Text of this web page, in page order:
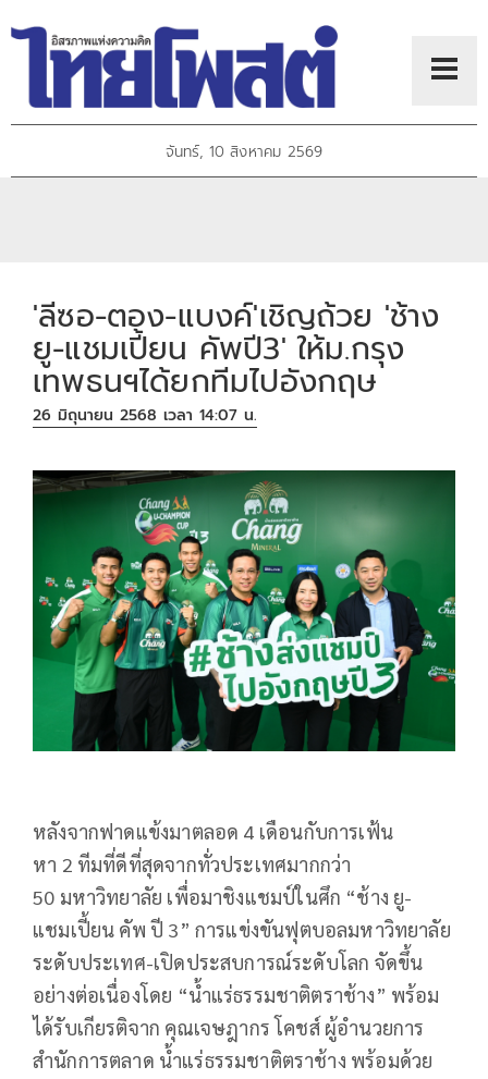
จันทร์, 10 สิงหาคม 2569
'ลีซอ-ตอง-แบงค์'เชิญถ้วย 'ช้าง
ยู-แชมเปี้ยน คัพปี3' ให้ม.กรุง
เทพธนฯได้ยกทีมไปอังกฤษ
26 มิถุนายน 2568 เวลา 14:07 น.
หลังจากฟาดแข้งมาตลอด 4 เดือนกับการเฟ้น
หา 2 ทีมที่ดีที่สุดจากทั่วประเทศมากกว่า
50 มหาวิทยาลัย เพื่อมาชิงแชมป์ในศึก “ช้าง ยู-
แชมเปี้ยน คัพ ปี 3” การแข่งขันฟุตบอลมหาวิทยาลัย
ระดับประเทศ-เปิดประสบการณ์ระดับโลก จัดขึ้น
อย่างต่อเนื่องโดย “น้ำแร่ธรรมชาติตราช้าง” พร้อม
ได้รับเกียรติจาก คุณเจษฎากร โคชส์ ผู้อำนวยการ
สำนักการตลาด น้ำแร่ธรรมชาติตราช้าง พร้อมด้วย